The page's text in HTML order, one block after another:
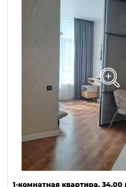
1-комнатная квартира, 34,00